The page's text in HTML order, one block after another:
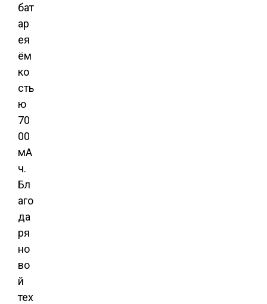
бат
ар
ея
ём
ко
сть
ю
70
00
мА
ч.
Бл
аго
да
ря
но
во
й
тех